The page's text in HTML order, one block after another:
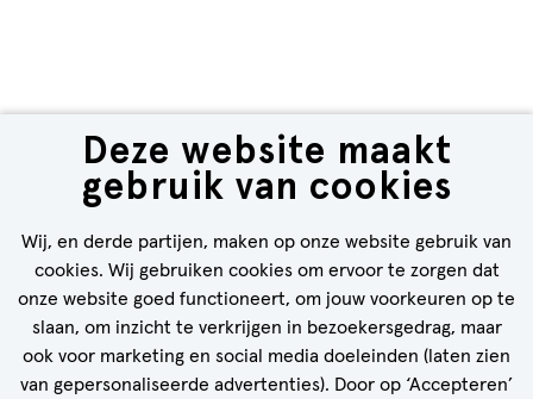
Deze website maakt
gebruik van cookies
Wij, en derde partijen, maken op onze website gebruik van
cookies. Wij gebruiken cookies om ervoor te zorgen dat
onze website goed functioneert, om jouw voorkeuren op te
slaan, om inzicht te verkrijgen in bezoekersgedrag, maar
ook voor marketing en social media doeleinden (laten zien
van gepersonaliseerde advertenties). Door op ‘Accepteren’
Mis geen enkele job
Blijf op de hoogte en ontvang passende
vacatures in je inbox!